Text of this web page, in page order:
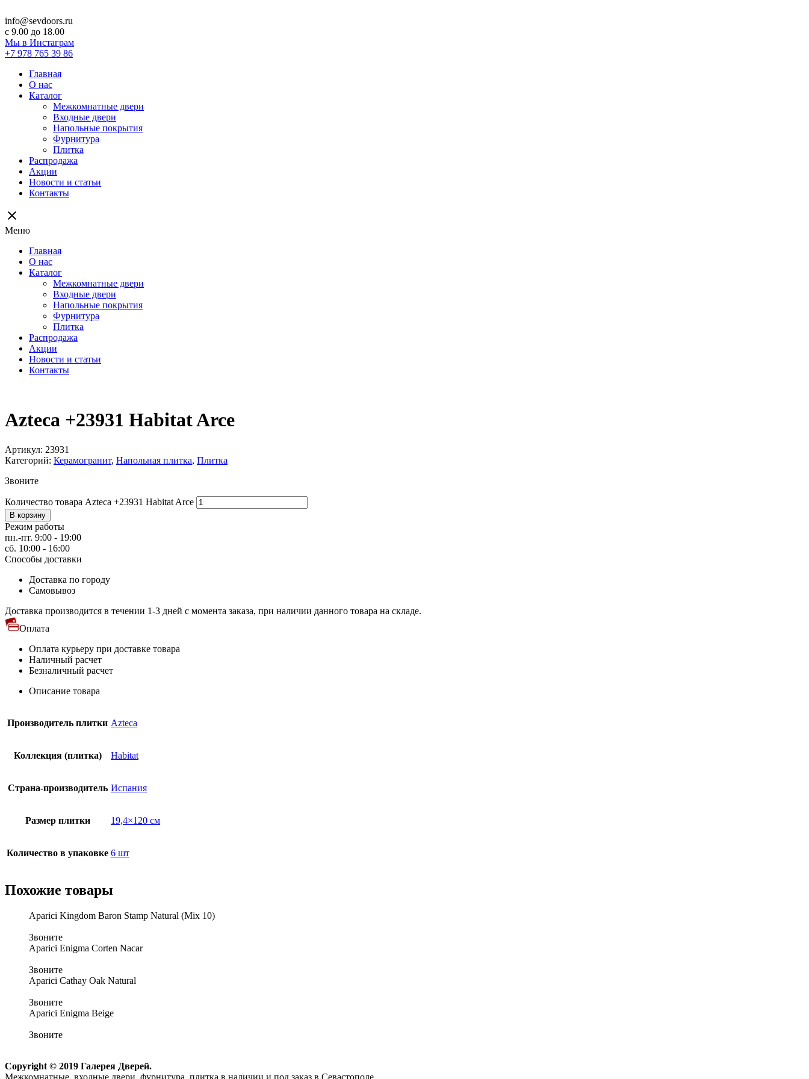
info@sevdoors.ru
c 9.00 до 18.00
Мы в Инстаграм
+7 978 765 39 86
Главная
О нас
Каталог
Межкомнатные двери
Входные двери
Напольные покрытия
Фурнитура
Плитка
Распродажа
Акции
Новости и статьи
Контакты
close
Меню
Главная
О нас
Каталог
Межкомнатные двери
Входные двери
Напольные покрытия
Фурнитура
Плитка
Распродажа
Акции
Новости и статьи
Контакты
Azteca +23931 Habitat Arce
Артикул: 23931
Категорий: Керамогранит, Напольная плитка, Плитка
Звоните
Количество товара Azteca +23931 Habitat Arce
В корзину
Режим работы
пн.-пт. 9:00 - 19:00
сб. 10:00 - 16:00
Способы доставки
Доставка по городу
Самовывоз
Доставка производится в течении 1-3 дней с момента заказа, при наличии данного товара на складе.
Оплата
Оплата курьеру при доставке товара
Наличный расчет
Безналичный расчет
Описание товара
Производитель плитки Azteca
Коллекция (плитка) Habitat
Страна-производитель Испания
Размер плитки 19,4×120 см
Количество в упаковке 6 шт
Похожие товары
Aparici Kingdom Baron Stamp Natural (Mix 10)
Звоните
Aparici Enigma Corten Nacar
Звоните
Aparici Cathay Oak Natural
Звоните
Aparici Enigma Beige
Звоните
Copyright © 2019 Галерея Дверей.
Межкомнатные, входные двери, фурнитура, плитка в наличии и под заказ в Севастополе